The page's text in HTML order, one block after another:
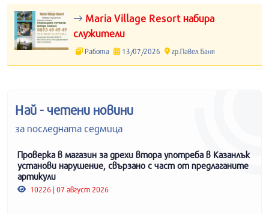
Maria Village Resort набира
служители
Работа 13/07/2026 гр.Павел Баня
Най - четени новини
за последната седмица
Проверка в магазин за дрехи втора употреба в Казанлък
установи нарушение, свързано с част от предлаганите
артикули
10226 | 07 август 2026